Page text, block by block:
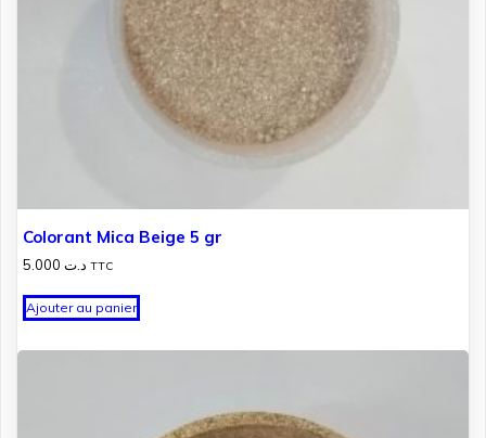
Colorant Mica Beige 5 gr
د.ت TTC
Ajouter au panier